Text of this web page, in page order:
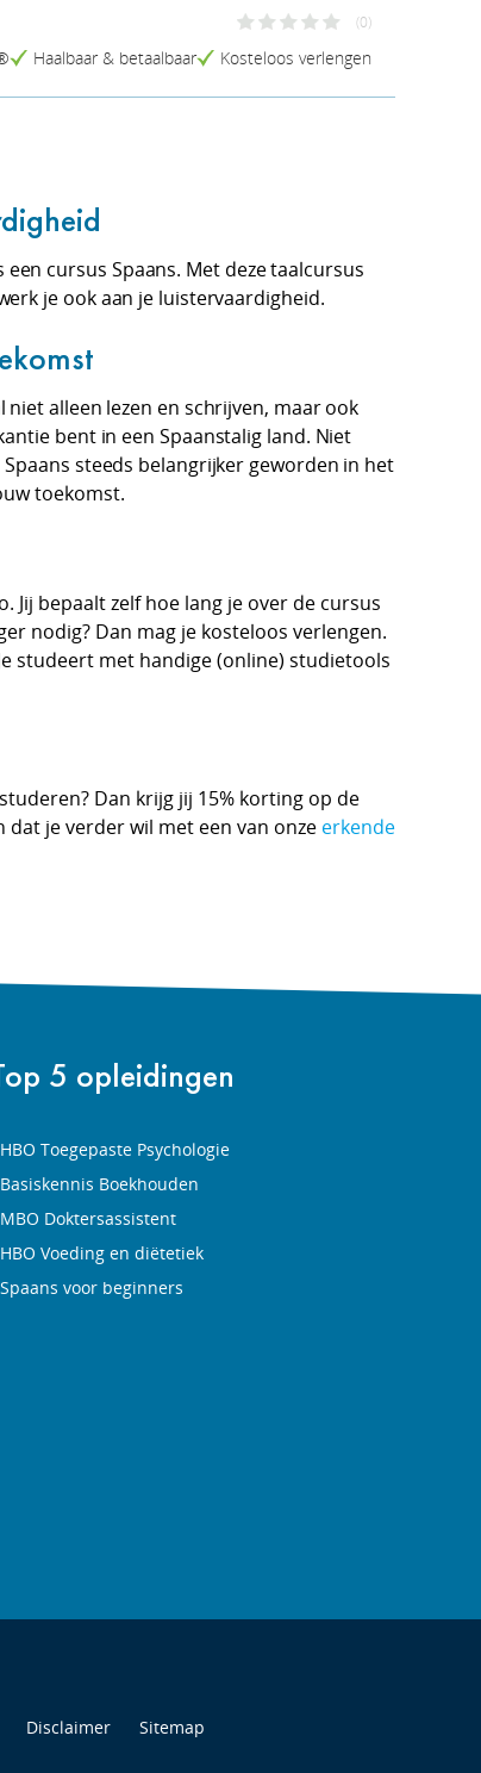
(0)
Haalbaar & betaalbaar Kosteloos verlengen
cursus Spaans. Met deze taalcursus
je ook aan je luistervaardigheid.
alleen lezen en schrijven, maar ook
bent in een Spaanstalig land. Niet
steeds belangrijker geworden in het
toekomst.
bepaalt zelf hoe lang je over de cursus
nodig? Dan mag je kosteloos verlengen.
studeert met handige (online) studietools
Dan krijg jij 15% korting op de
je verder wil met een van onze erkende
5 opleidingen
HBO Toegepaste Psychologie
Basiskennis Boekhouden
MBO Doktersassistent
HBO Voeding en diëtetiek
Spaans voor beginners
Disclaimer Sitemap